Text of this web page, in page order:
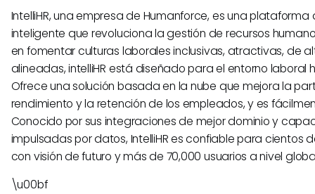
IntelliHR, una empresa de Humanforce, es una plataforma
inteligente que revoluciona la gestión de recursos
en fomentar culturas laborales inclusivas, atractivas, de
alineadas, intelliHR está diseñado para el entorno laboral
Ofrece una solución basada en la nube que mejora la
rendimiento y la retención de los empleados, y es
Conocido por sus integraciones de mejor dominio y
impulsadas por datos, IntelliHR es confiable para cientos
con visión de futuro y más de 70,000 usuarios a nivel
\u00bf